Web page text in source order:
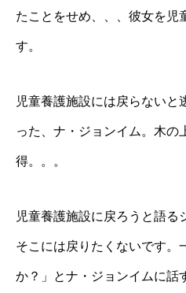
たことをせめ、、、彼女を児
す。
児童養護施設には戻らないと
った、ナ・ジョンイム。木の
得。。。
児童養護施設に戻ろうと語る
そこには戻りたくないです。
か？」とナ・ジョンイムに話